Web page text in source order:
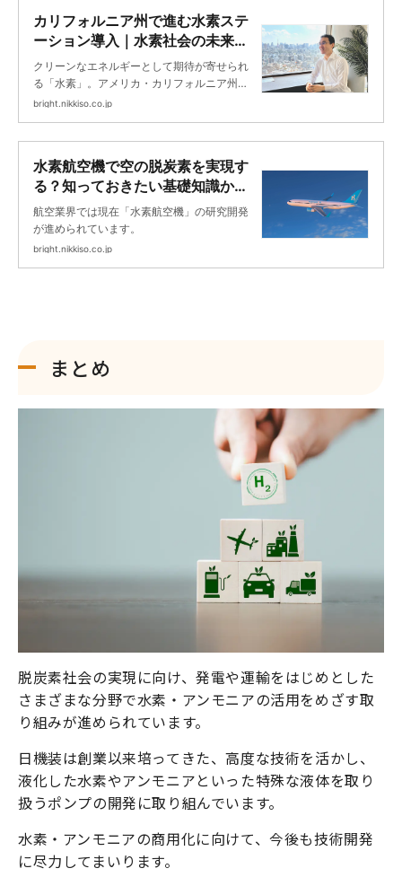
カリフォルニア州で進む水素ステ
ーション導入｜水素社会の未来を
現地からレポート｜Bright
クリーンなエネルギーとして期待が寄せられ
る「水素」。アメリカ・カリフォルニア州で
は、水素ステーションの整備を進んでいま
bright.nikkiso.co.jp
水素航空機で空の脱炭素を実現す
る？知っておきたい基礎知識から
開発状況まで｜Bright
航空業界では現在「水素航空機」の研究開発
が進められています。
bright.nikkiso.co.jp
まとめ
脱炭素社会の実現に向け、発電や運輸をはじめとした
さまざまな分野で水素・アンモニアの活用をめざす取
り組みが進められています。
日機装は創業以来培ってきた、高度な技術を活かし、
液化した水素やアンモニアといった特殊な液体を取り
扱うポンプの開発に取り組んでいます。
水素・アンモニアの商用化に向けて、今後も技術開発
に尽力してまいります。